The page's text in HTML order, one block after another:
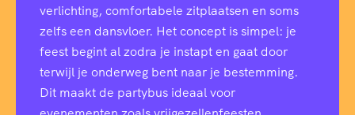
verlichting, comfortabele zitplaatsen en soms
zelfs een dansvloer. Het concept is simpel: je
feest begint al zodra je instapt en gaat door
terwijl je onderweg bent naar je bestemming.
Dit maakt de partybus ideaal voor